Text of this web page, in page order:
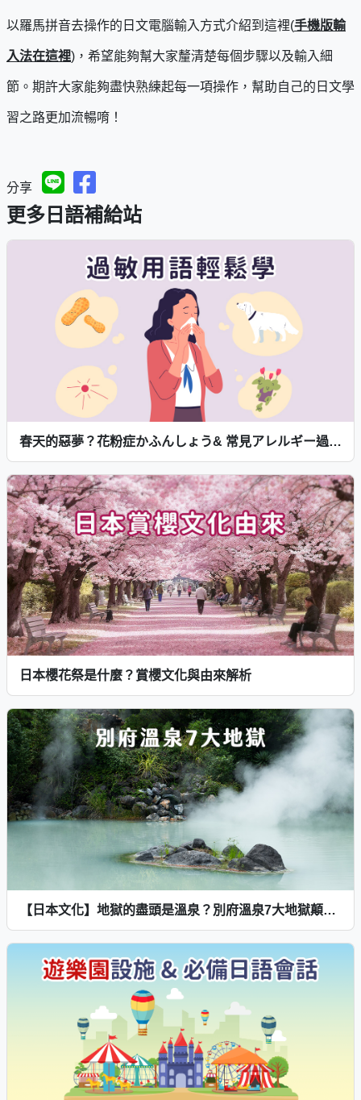
以羅馬拼音去操作的日文電腦輸入方式介紹到這裡(手機版輸
入法在這裡)，希望能夠幫大家釐清楚每個步驟以及輸入細
節。期許大家能夠盡快熟練起每一項操作，幫助自己的日文學
習之路更加流暢唷！
分享
更多日語補給站
春天的惡夢？花粉症かふんしょう& 常見アレルギー過敏用語輕鬆學！
日本櫻花祭是什麼？賞櫻文化與由來解析
【日本文化】地獄的盡頭是溫泉？別府溫泉7大地獄顛覆你的三觀